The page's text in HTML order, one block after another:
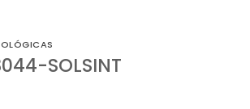
SOLSINT